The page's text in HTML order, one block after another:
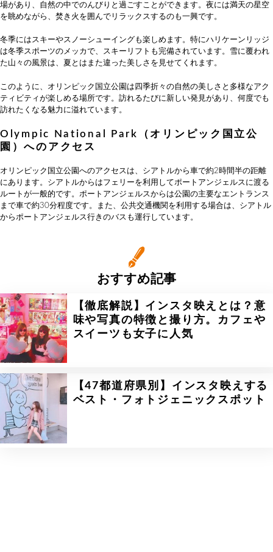
場があり、自然の中でのんびりと過ごすことができます。夜には満天の星空
を眺めながら、焚き火を囲んでリラックスするのも一興です。
冬季にはスキーやスノーシューイングも楽しめます。特にハリケーンリッジ
は冬季スポーツのメッカで、スキーリフトも完備されています。雪に覆われ
た山々の風景は、夏とはまた違った美しさを見せてくれます。
このように、オリンピック国立公園は四季折々の自然の美しさと多様なアク
ティビティが楽しめる場所です。訪れるたびに新しい発見があり、何度でも
訪れたくなる魅力に溢れています。
Olympic National Park（オリンピック国立公
園）へのアクセス
オリンピック国立公園へのアクセスは、シアトルから車で約2時間半の距離
にあります。シアトルからはフェリーを利用してポートアンジェルスに渡る
ルートが一般的です。ポートアンジェルスからは公園の主要なエントランス
まで車で約30分程度です。また、公共交通機関を利用する場合は、シアトル
からポートアンジェルス行きのバスも運行しています。
おすすめ記事
【徹底解説】インスタ映えとは？意
味や写真の特徴と撮り方。カフェや
スイーツも女子に人気
【47都道府県別】インスタ映えする
ベスト・フォトジェニックスポット